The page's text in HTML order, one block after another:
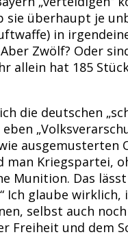
sie überhaupt je
in
Zwölf? Oder
allein hat 185
die deutschen
ausgemusterten
Kriegspartei,
Munition. Das
Ich glaube
selbst auch
Freiheit und dem